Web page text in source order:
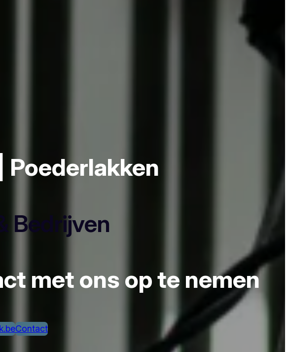
Bedrijven
met ons op te nemen
Contact